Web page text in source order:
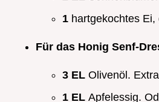
1 hartgekochtes
Für das Honig Senf-
3 EL Olivenöl.
1 EL Apfelessig.